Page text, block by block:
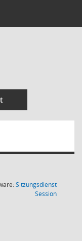
Sitzungsdienst
Session(Wird in